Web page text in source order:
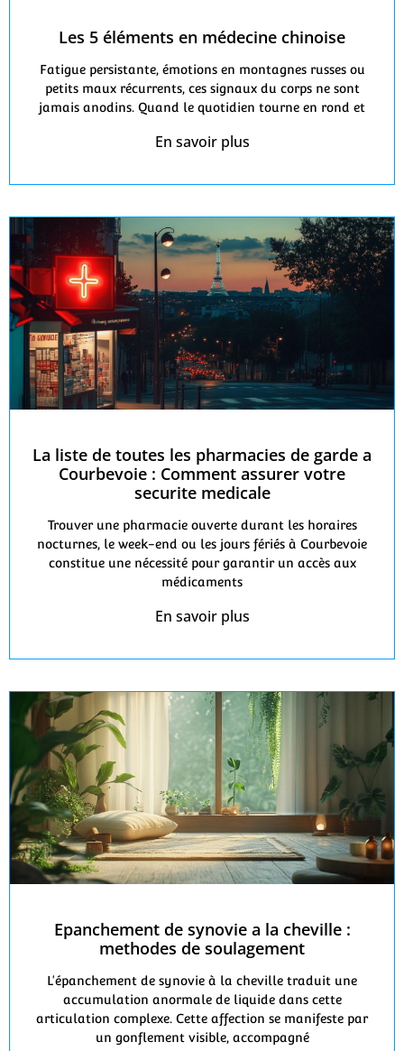
Les 5 éléments en médecine chinoise
Fatigue persistante, émotions en montagnes russes ou
petits maux récurrents, ces signaux du corps ne sont
jamais anodins. Quand le quotidien tourne en rond et
En savoir plus
La liste de toutes les pharmacies de garde a
Courbevoie : Comment assurer votre
securite medicale
Trouver une pharmacie ouverte durant les horaires
nocturnes, le week-end ou les jours fériés à Courbevoie
constitue une nécessité pour garantir un accès aux
médicaments
En savoir plus
Epanchement de synovie a la cheville :
methodes de soulagement
L'épanchement de synovie à la cheville traduit une
accumulation anormale de liquide dans cette
articulation complexe. Cette affection se manifeste par
un gonflement visible, accompagné